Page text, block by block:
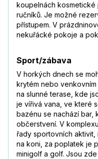
koupelnách
ručníků. Je možné
přístupem. V
nekuřácké pokoje a
Sport/zábava
V horkých dnech se
krytém nebo
na slunné terase, kde
je vířivá vana, ve které
bazénu se nachází bar,
občerstvení. V
řady sportovních
na koni, za poplatek je
minigolf a golf. Jsou